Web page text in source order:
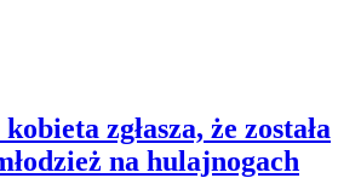
zgłasza, że została
na hulajnogach